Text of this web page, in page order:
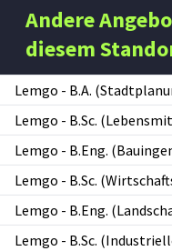
Andere
diesem
Lemgo - B.A.
Lemgo - B.Sc.
Lemgo - B.Eng.
Lemgo - B.Sc.
Lemgo - B.Eng.
Lemgo - B.Sc.